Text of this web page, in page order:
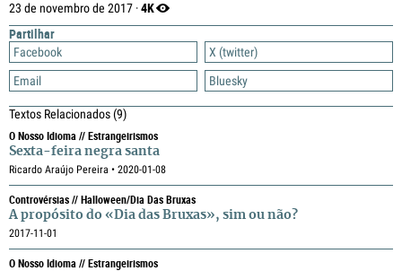
23 de novembro de 2017 ·4K
Partilhar
Facebook
X (twitter)
Email
Bluesky
Textos Relacionados(9)
O Nosso Idioma // Estrangeirismos
Sexta-feira negra santa
Ricardo Araújo Pereira • 2020-01-08
Controvérsias // Halloween/Dia Das Bruxas
A propósito do «Dia das Bruxas», sim ou não?
2017-11-01
O Nosso Idioma // Estrangeirismos